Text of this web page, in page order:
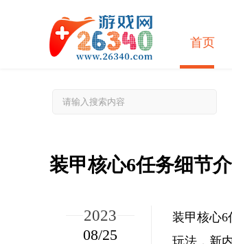
首页
装甲核心6任务细节
2023
08/25
装甲核心6
玩法，新